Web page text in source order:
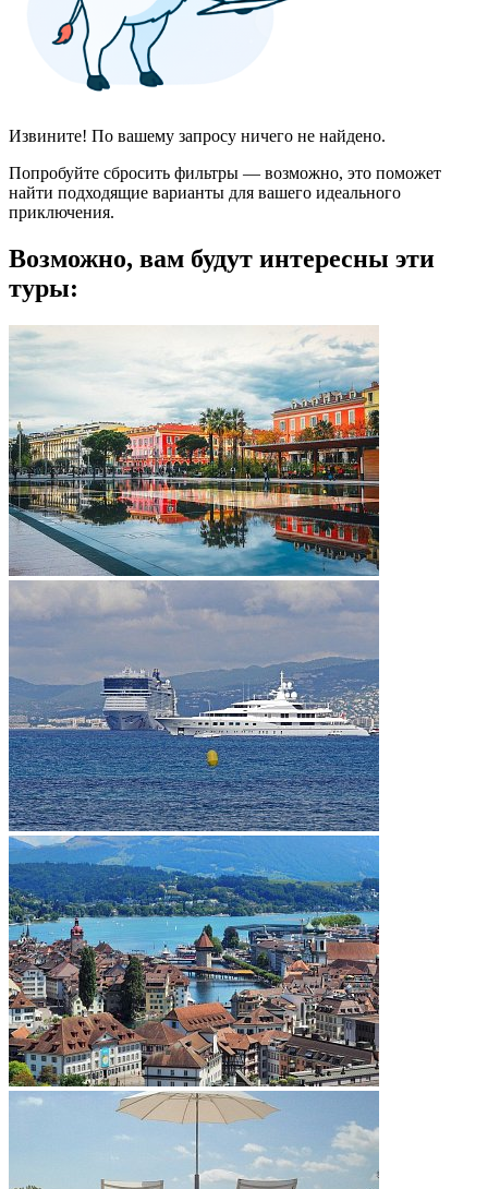
Извините! По вашему запросу ничего не найдено.
Попробуйте сбросить фильтры — возможно, это поможет
найти подходящие варианты для вашего идеального
приключения.
Возможно, вам будут интересны эти
туры: